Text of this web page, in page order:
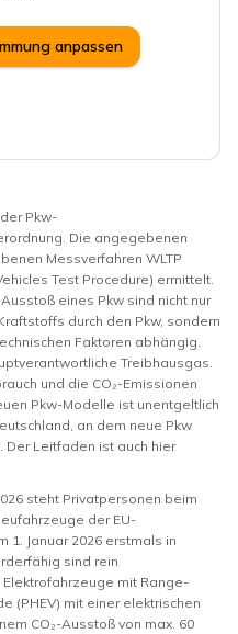
anpassen
Pkw-
Die angegebenen
Messverfahren WLTP
Test Procedure) ermittelt.
eines Pkw sind nicht nur
durch den Pkw, sondern
Faktoren abhängig.
Treibhausgas.
und die CO₂-Emissionen
Pkw-Modelle ist unentgeltlich
an dem neue Pkw
Leitfaden ist auch hier
steht Privatpersonen beim
der EU-
1. Januar 2026 erstmals in
sind rein
mit Range-
(PHEV) mit einer elektrischen
CO₂-Ausstoß von max. 60